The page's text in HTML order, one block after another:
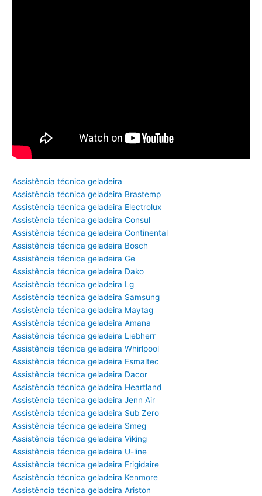
Assistência técnica geladeira
Assistência técnica geladeira Brastemp
Assistência técnica geladeira Electrolux
Assistência técnica geladeira Consul
Assistência técnica geladeira Continental
Assistência técnica geladeira Bosch
Assistência técnica geladeira Ge
Assistência técnica geladeira Dako
Assistência técnica geladeira Lg
Assistência técnica geladeira Samsung
Assistência técnica geladeira Maytag
Assistência técnica geladeira Amana
Assistência técnica geladeira Liebherr
Assistência técnica geladeira Whirlpool
Assistência técnica geladeira Esmaltec
Assistência técnica geladeira Dacor
Assistência técnica geladeira Heartland
Assistência técnica geladeira Jenn Air
Assistência técnica geladeira Sub Zero
Assistência técnica geladeira Smeg
Assistência técnica geladeira Viking
Assistência técnica geladeira U-line
Assistência técnica geladeira Frigidaire
Assistência técnica geladeira Kenmore
Assistência técnica geladeira Ariston